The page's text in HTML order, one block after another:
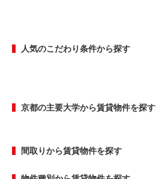
人気のこだわり条件から探す
京都の主要大学から賃貸物件を探す
間取りから賃貸物件を探す